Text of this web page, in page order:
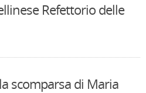
Refettorio delle
scomparsa di Maria